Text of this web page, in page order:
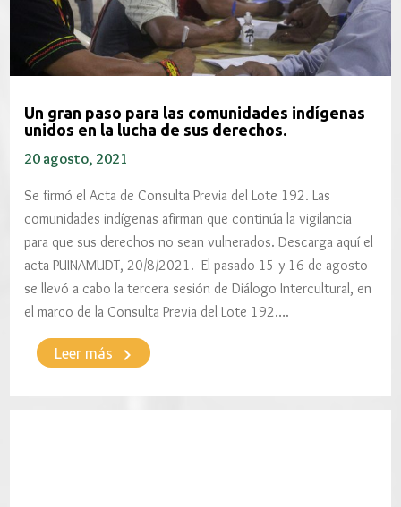
Un gran paso para las comunidades indígenas
unidos en la lucha de sus derechos.
20 agosto, 2021
Se firmó el Acta de Consulta Previa del Lote 192. Las
comunidades indígenas afirman que continúa la vigilancia
para que sus derechos no sean vulnerados. Descarga aquí el
acta PUINAMUDT, 20/8/2021.- El pasado 15 y 16 de agosto
se llevó a cabo la tercera sesión de Diálogo Intercultural, en
el marco de la Consulta Previa del Lote 192….
Leer más keyboard_arrow_right